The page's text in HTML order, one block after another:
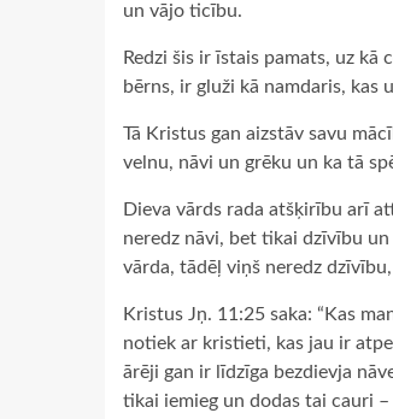
un vājo ticību.
Redzi šis ir īstais pamats, uz
bērns, ir gluži kā namdaris, kas
Tā Kristus gan aizstāv savu
velnu, nāvi un grēku un ka tā
Dieva vārds rada atšķirību arī
neredz nāvi, bet tikai dzīvību
vārda, tādēļ viņš neredz
Kristus Jņ. 11:25 saka: “Kas
notiek ar kristieti, kas jau ir
ārēji gan ir līdzīga bezdievja
tikai iemieg un dodas tai cauri